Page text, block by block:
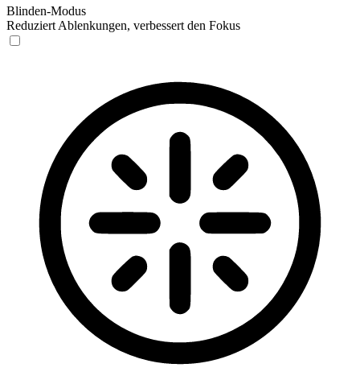
Blinden-Modus
Reduziert Ablenkungen, verbessert den Fokus